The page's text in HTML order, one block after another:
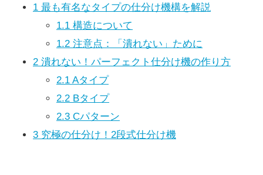
1 最も有名なタイプの仕分け機構を解説
1.1 構造について
1.2 注意点：「潰れない」ために
2 潰れない！パーフェクト仕分け機の作り方
2.1 Aタイプ
2.2 Bタイプ
2.3 Cパターン
3 究極の仕分け！2段式仕分け機